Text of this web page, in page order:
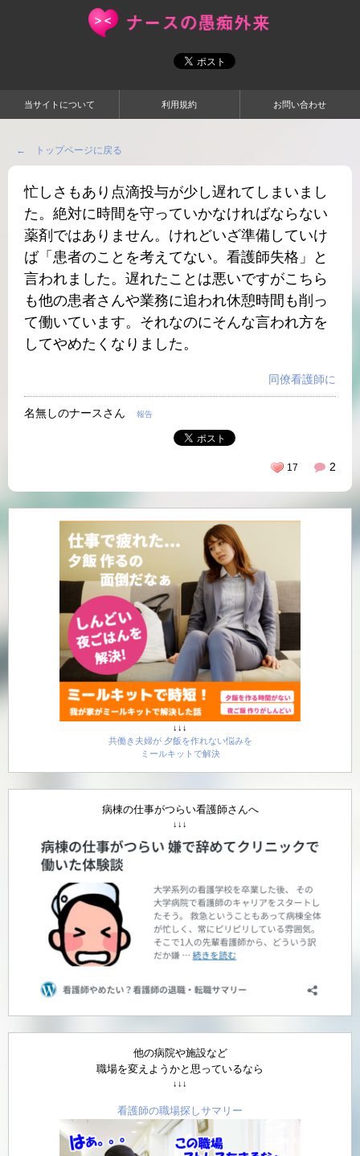
当サイトについて 利用規約 お問い合わせ
← トップページに戻る
忙しさもあり点滴投与が少し遅れてしまいまし
た。絶対に時間を守っていかなければならない
薬剤ではありません。けれどいざ準備していけ
ば「患者のことを考えてない。看護師失格」と
言われました。遅れたことは悪いですがこちら
も他の患者さんや業務に追われ休憩時間も削っ
て働いています。それなのにそんな言われ方を
してやめたくなりました。
同僚看護師に
名無しのナースさん 報告
2
17
↓↓↓
共働き夫婦が 夕飯を作れない悩みを
ミールキットで解決
病棟の仕事がつらい看護師さんへ
↓↓↓
他の病院や施設など
職場を変えようかと思っているなら
↓↓↓
看護師の職場探しサマリー